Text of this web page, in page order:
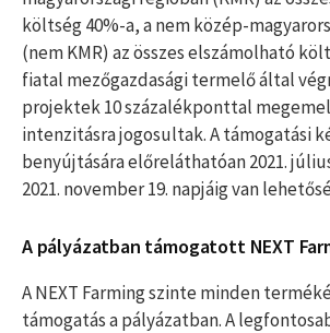
költség 40%-a, a nem közép-
(nem KMR) az összes elszámolható
fiatal mezőgazdasági termelő által
projektek 10 százalékponttal
intenzitásra jogosultak. A támogatási
benyújtására előreláthatóan 2021.
2021. november 19. napjáig van
A pályázatban támogatott NEXT
A NEXT Farming szinte minden
támogatás a pályázatban. A